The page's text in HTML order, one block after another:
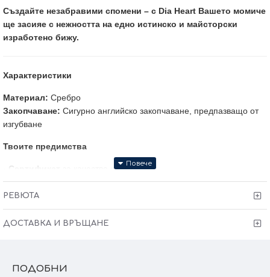
Създайте незабравими спомени – с Dia Heart Вашето момиче
ще засияе с нежността на едно истинско и майсторски
изработено бижу.
Характеристики
Материал: Сребро
Закопчаване: Сигурно английско закопчаване, предпазващо от
изгубване
Твоите предимства
Сертификат
за качество и произход!
·Гаранция от 6 месецаза модела!
·Тест и преглед
· Произведено в България
РЕВЮТА
ДОСТАВКА И ВРЪЩАНЕ
ПОДОБНИ